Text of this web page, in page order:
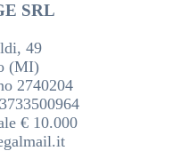
SRL
49
(MI)
2740204
€ 10.000